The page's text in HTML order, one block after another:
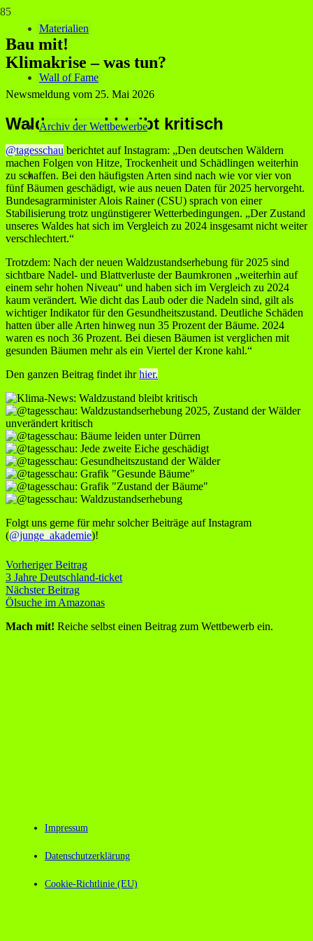
Materialien
Wall of Fame
Archiv der Wettbewerbe
Bau mit!
Klimakrise – was tun?
Newsmeldung vom 25. Mai 2026
Waldzustand bleibt kritisch
@tagesschau berichtet auf Instagram: „Den deutschen Wäldern
machen Folgen von Hitze, Trockenheit und Schädlingen weiterhin
zu schaffen. Bei den häufigsten Arten sind nach wie vor vier von
fünf Bäumen geschädigt, wie aus neuen Daten für 2025 hervorgeht.
Bundesagrarminister Alois Rainer (CSU) sprach von einer
Stabilisierung trotz ungünstigerer Wetterbedingungen. „Der Zustand
unseres Waldes hat sich im Vergleich zu 2024 insgesamt nicht weiter
verschlechtert.“
Trotzdem: Nach der neuen Waldzustandserhebung für 2025 sind
sichtbare Nadel- und Blattverluste der Baumkronen „weiterhin auf
einem sehr hohen Niveau“ und haben sich im Vergleich zu 2024
kaum verändert. Wie dicht das Laub oder die Nadeln sind, gilt als
wichtiger Indikator für den Gesundheitszustand. Deutliche Schäden
hatten über alle Arten hinweg nun 35 Prozent der Bäume. 2024
waren es noch 36 Prozent. Bei diesen Bäumen ist verglichen mit
gesunden Bäumen mehr als ein Viertel der Krone kahl.“
Den ganzen Beitrag findet ihrhier.
Folgt uns gerne für mehr solcher Beiträge auf Instagram
(@junge_akademie)!
Vorheriger Beitrag
3 Jahre Deutschland-ticket
Nächster Beitrag
Ölsuche im Amazonas
Mach mit! Reiche selbst einen Beitrag zum Wettbewerb ein.
Impressum
Datenschutzerklärung
Cookie-Richtlinie (EU)